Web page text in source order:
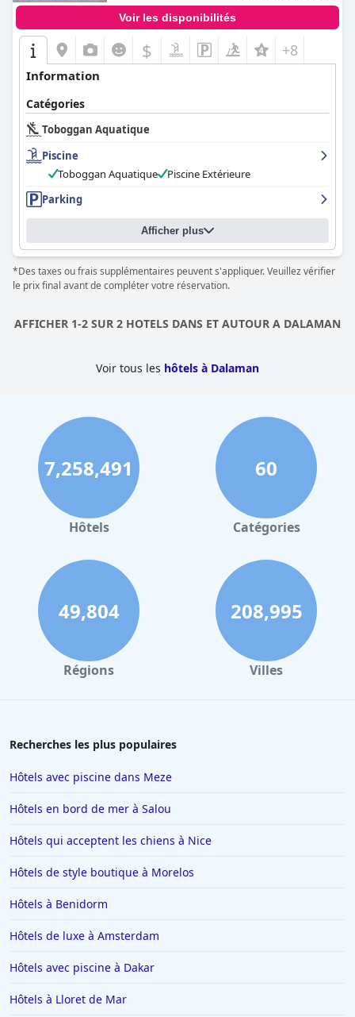
Voir les disponibilités
$ +8
Information
Catégories
Toboggan Aquatique
Piscine
Toboggan Aquatique
Piscine Extérieure
Parking
Afficher plus
*Des taxes ou frais supplémentaires peuvent s'appliquer. Veuillez vérifier
le prix final avant de compléter votre réservation.
AFFICHER 1-2 SUR 2 HOTELS DANS ET AUTOUR A DALAMAN
Voir tous les hôtels à Dalaman
7,258,491
Hôtels
60
Catégories
49,804
Régions
208,995
Villes
Recherches les plus populaires
Hôtels avec piscine dans Meze
Hôtels en bord de mer à Salou
Hôtels qui acceptent les chiens à Nice
Hôtels de style boutique à Morelos
Hôtels à Benidorm
Hôtels de luxe à Amsterdam
Hôtels avec piscine à Dakar
Hôtels à Lloret de Mar